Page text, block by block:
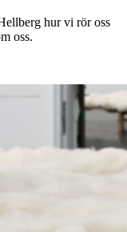
hur vi rör oss
oss.